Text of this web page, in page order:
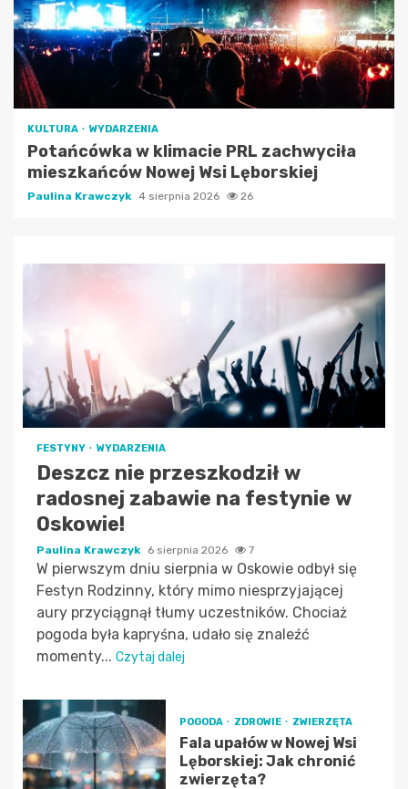
KULTURA WYDARZENIA
Potańcówka w klimacie PRL zachwyciła
mieszkańców Nowej Wsi Lęborskiej
Paulina Krawczyk 4 sierpnia 2026 26
FESTYNY WYDARZENIA
Deszcz nie przeszkodził w
radosnej zabawie na festynie w
Oskowie!
Paulina Krawczyk 6 sierpnia 2026 7
W pierwszym dniu sierpnia w Oskowie odbył się
Festyn Rodzinny, który mimo niesprzyjającej
aury przyciągnął tłumy uczestników. Chociaż
pogoda była kapryśna, udało się znaleźć
momenty... Czytaj dalej
POGODA ZDROWIE ZWIERZĘTA
Fala upałów w Nowej Wsi
Lęborskiej: Jak chronić
zwierzęta?